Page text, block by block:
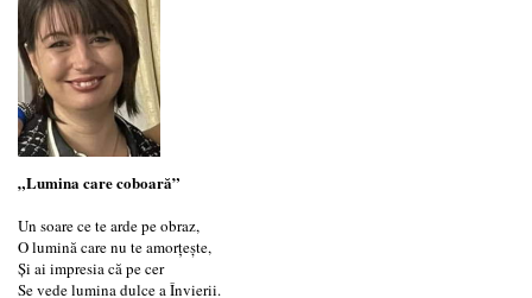
„Lumina care coboară”
Un soare ce te arde pe obraz,
O lumină care nu te amorțește,
Și ai impresia că pe cer
Se vede lumina dulce a Învierii.